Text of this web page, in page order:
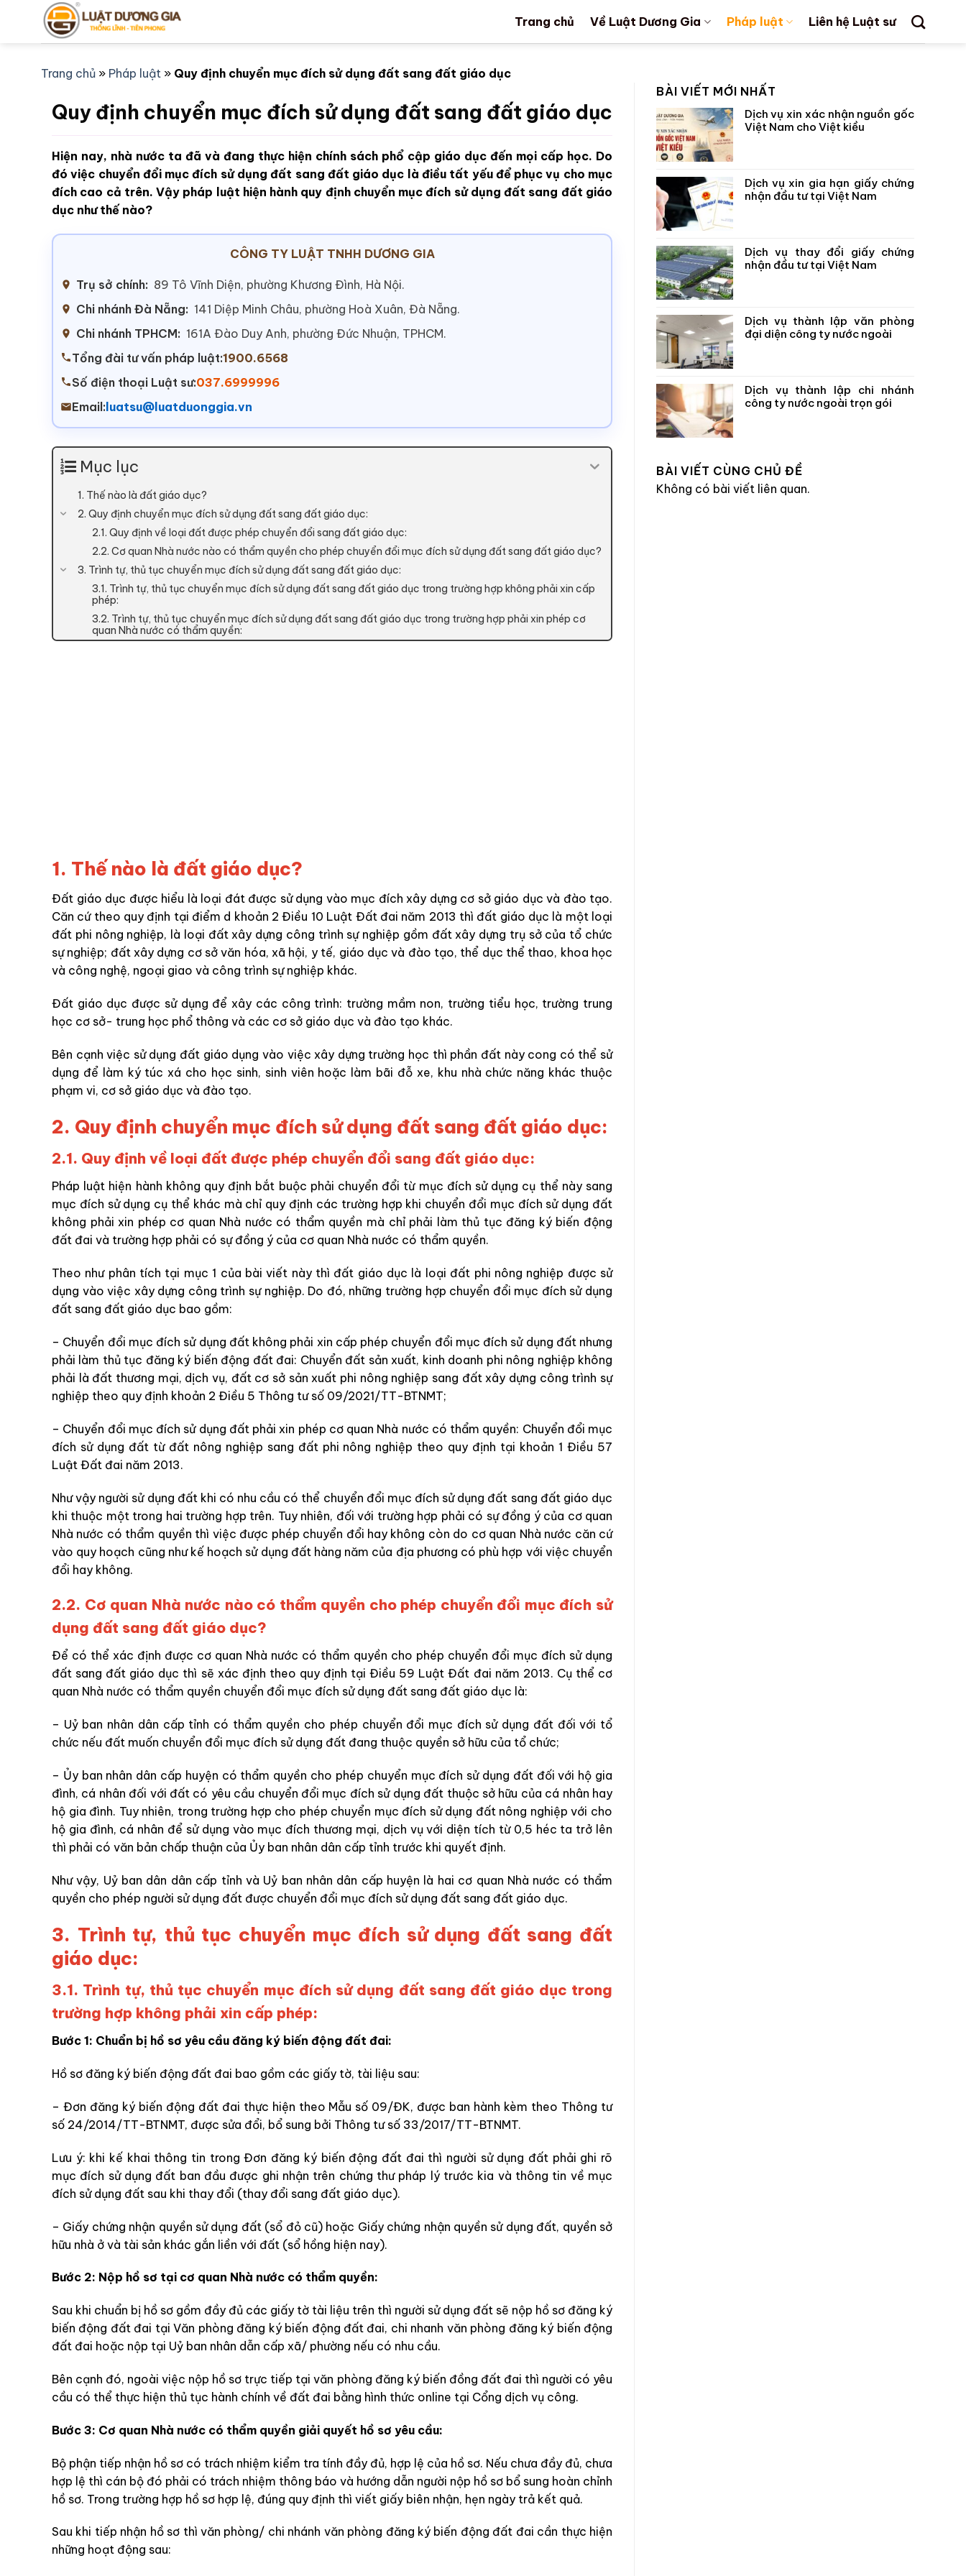
Trang chủ Về Luật Dương Gia Pháp luật Liên hệ Luật sư
Trang chủ » Pháp luật » Quy định chuyển mục đích sử dụng đất sang đất giáo dục
Quy định chuyển mục đích sử dụng đất sang đất giáo dục
Hiện nay, nhà nước ta đã và đang thực hiện chính sách phổ cập giáo dục đến mọi cấp học. Do
đó việc chuyển đổi mục đích sử dụng đất sang đất giáo dục là điều tất yếu để phục vụ cho mục
đích cao cả trên. Vậy pháp luật hiện hành quy định chuyển mục đích sử dụng đất sang đất giáo
dục như thế nào?
CÔNG TY LUẬT TNHH DƯƠNG GIA
Trụ sở chính: 89 Tô Vĩnh Diện, phường Khương Đình, Hà Nội.
Chi nhánh Đà Nẵng: 141 Diệp Minh Châu, phường Hoà Xuân, Đà Nẵng.
Chi nhánh TPHCM: 161A Đào Duy Anh, phường Đức Nhuận, TPHCM.
Tổng đài tư vấn pháp luật:1900.6568
Số điện thoại Luật sư:037.6999996
Email: luatsu@luatduonggia.vn
Mục lục
1. Thế nào là đất giáo dục?
2. Quy định chuyển mục đích sử dụng đất sang đất giáo dục:
2.1. Quy định về loại đất được phép chuyển đổi sang đất giáo dục:
2.2. Cơ quan Nhà nước nào có thẩm quyền cho phép chuyển đổi mục đích sử dụng đất sang đất giáo dục?
3. Trình tự, thủ tục chuyển mục đích sử dụng đất sang đất giáo dục:
3.1. Trình tự, thủ tục chuyển mục đích sử dụng đất sang đất giáo dục trong trường hợp không phải xin cấp
phép:
3.2. Trình tự, thủ tục chuyển mục đích sử dụng đất sang đất giáo dục trong trường hợp phải xin phép cơ
quan Nhà nước có thẩm quyền:
1. Thế nào là đất giáo dục?
Đất giáo dục được hiểu là loại đát được sử dụng vào mục đích xây dựng cơ sở giáo dục và đào tạo.
Căn cứ theo quy định tại điểm d khoản 2 Điều 10 Luật Đất đai năm 2013 thì đất giáo dục là một loại
đất phi nông nghiệp, là loại đất xây dựng công trình sự nghiệp gồm đất xây dựng trụ sở của tổ chức
sự nghiệp; đất xây dựng cơ sở văn hóa, xã hội, y tế, giáo dục và đào tạo, thể dục thể thao, khoa học
và công nghệ, ngoại giao và công trình sự nghiệp khác.
Đất giáo dục được sử dụng để xây các công trình: trường mầm non, trường tiểu học, trường trung
học cơ sở- trung học phổ thông và các cơ sở giáo dục và đào tạo khác.
Bên cạnh việc sử dụng đất giáo dụng vào việc xây dựng trường học thì phần đất này cong có thể sử
dụng để làm ký túc xá cho học sinh, sinh viên hoặc làm bãi đỗ xe, khu nhà chức năng khác thuộc
phạm vi, cơ sở giáo dục và đào tạo.
2. Quy định chuyển mục đích sử dụng đất sang đất giáo dục:
2.1. Quy định về loại đất được phép chuyển đổi sang đất giáo dục:
Pháp luật hiện hành không quy định bắt buộc phải chuyển đổi từ mục đích sử dụng cụ thể này sang
mục đích sử dụng cụ thể khác mà chỉ quy định các trường hợp khi chuyển đổi mục đích sử dụng đất
không phải xin phép cơ quan Nhà nước có thẩm quyền mà chỉ phải làm thủ tục đăng ký biến động
đất đai và trường hợp phải có sự đồng ý của cơ quan Nhà nước có thẩm quyền.
Theo như phân tích tại mục 1 của bài viết này thì đất giáo dục là loại đất phi nông nghiệp được sử
dụng vào việc xây dựng công trình sự nghiệp. Do đó, những trường hợp chuyển đổi mục đích sử dụng
đất sang đất giáo dục bao gồm:
– Chuyển đổi mục đích sử dụng đất không phải xin cấp phép chuyển đổi mục đích sử dụng đất nhưng
phải làm thủ tục đăng ký biến động đất đai: Chuyển đất sản xuất, kinh doanh phi nông nghiệp không
phải là đất thương mại, dịch vụ, đất cơ sở sản xuất phi nông nghiệp sang đất xây dựng công trình sự
nghiệp theo quy định khoản 2 Điều 5 Thông tư số 09/2021/TT-BTNMT;
– Chuyển đổi mục đích sử dụng đất phải xin phép cơ quan Nhà nước có thẩm quyền: Chuyển đổi mục
đích sử dụng đất từ đất nông nghiệp sang đất phi nông nghiệp theo quy định tại khoản 1 Điều 57
Luật Đất đai năm 2013.
Như vậy người sử dụng đất khi có nhu cầu có thể chuyển đổi mục đích sử dụng đất sang đất giáo dục
khi thuộc một trong hai trường hợp trên. Tuy nhiên, đối với trường hợp phải có sự đồng ý của cơ quan
Nhà nước có thẩm quyền thì việc được phép chuyển đổi hay không còn do cơ quan Nhà nước căn cứ
vào quy hoạch cũng như kế hoạch sử dụng đất hàng năm của địa phương có phù hợp với việc chuyển
đổi hay không.
2.2. Cơ quan Nhà nước nào có thẩm quyền cho phép chuyển đổi mục đích sử
dụng đất sang đất giáo dục?
Để có thể xác định được cơ quan Nhà nước có thẩm quyền cho phép chuyển đổi mục đích sử dụng
đất sang đất giáo dục thì sẽ xác định theo quy định tại Điều 59 Luật Đất đai năm 2013. Cụ thể cơ
quan Nhà nước có thẩm quyền chuyển đổi mục đích sử dụng đất sang đất giáo dục là:
– Uỷ ban nhân dân cấp tỉnh có thẩm quyền cho phép chuyển đổi mục đích sử dụng đất đối với tổ
chức nếu đất muốn chuyển đổi mục đích sử dụng đất đang thuộc quyền sở hữu của tổ chức;
– Ủy ban nhân dân cấp huyện có thẩm quyền cho phép chuyển mục đích sử dụng đất đối với hộ gia
đình, cá nhân đối với đất có yêu cầu chuyển đổi mục đích sử dụng đất thuộc sở hữu của cá nhân hay
hộ gia đình. Tuy nhiên, trong trường hợp cho phép chuyển mục đích sử dụng đất nông nghiệp với cho
hộ gia đình, cá nhân để sử dụng vào mục đích thương mại, dịch vụ với diện tích từ 0,5 héc ta trở lên
thì phải có văn bản chấp thuận của Ủy ban nhân dân cấp tỉnh trước khi quyết định.
Như vậy, Uỷ ban dân dân cấp tỉnh và Uỷ ban nhân dân cấp huyện là hai cơ quan Nhà nước có thẩm
quyền cho phép người sử dụng đất được chuyển đổi mục đích sử dụng đất sang đất giáo dục.
3. Trình tự, thủ tục chuyển mục đích sử dụng đất sang đất
giáo dục:
3.1. Trình tự, thủ tục chuyển mục đích sử dụng đất sang đất giáo dục trong
trường hợp không phải xin cấp phép:
Bước 1: Chuẩn bị hồ sơ yêu cầu đăng ký biến động đất đai:
Hồ sơ đăng ký biến động đất đai bao gồm các giấy tờ, tài liệu sau:
– Đơn đăng ký biến động đất đai thực hiện theo Mẫu số 09/ĐK, được ban hành kèm theo Thông tư
số 24/2014/TT-BTNMT, được sửa đổi, bổ sung bởi Thông tư số 33/2017/TT-BTNMT.
Lưu ý: khi kế khai thông tin trong Đơn đăng ký biến động đất đai thì người sử dụng đất phải ghi rõ
mục đích sử dụng đất ban đầu được ghi nhận trên chứng thư pháp lý trước kia và thông tin về mục
đích sử dụng đất sau khi thay đổi (thay đổi sang đất giáo dục).
– Giấy chứng nhận quyền sử dụng đất (sổ đỏ cũ) hoặc Giấy chứng nhận quyền sử dụng đất, quyền sở
hữu nhà ở và tài sản khác gắn liền với đất (sổ hồng hiện nay).
Bước 2: Nộp hồ sơ tại cơ quan Nhà nước có thẩm quyền:
Sau khi chuẩn bị hồ sơ gồm đầy đủ các giấy tờ tài liệu trên thì người sử dụng đất sẽ nộp hồ sơ đăng ký
biến động đất đai tại Văn phòng đăng ký biến động đất đai, chi nhanh văn phòng đăng ký biến động
đất đai hoặc nộp tại Uỷ ban nhân dẫn cấp xã/ phường nếu có nhu cầu.
Bên cạnh đó, ngoài việc nộp hồ sơ trực tiếp tại văn phòng đăng ký biến đồng đất đai thì người có yêu
cầu có thể thực hiện thủ tục hành chính về đất đai bằng hình thức online tại Cổng dịch vụ công.
Bước 3: Cơ quan Nhà nước có thẩm quyền giải quyết hồ sơ yêu cầu:
Bộ phận tiếp nhận hồ sơ có trách nhiệm kiểm tra tính đầy đủ, hợp lệ của hồ sơ. Nếu chưa đầy đủ, chưa
hợp lệ thì cán bộ đó phải có trách nhiệm thông báo và hướng dẫn người nộp hồ sơ bổ sung hoàn chỉnh
hồ sơ. Trong trường hợp hồ sơ hợp lệ, đúng quy định thì viết giấy biên nhận, hẹn ngày trả kết quả.
Sau khi tiếp nhận hồ sơ thì văn phòng/ chi nhánh văn phòng đăng ký biến động đất đai cần thực hiện
những hoạt động sau:
BÀI VIẾT MỚI NHẤT
Dịch vụ xin xác nhận nguồn gốc
Việt Nam cho Việt kiều
Dịch vụ xin gia hạn giấy chứng
nhận đầu tư tại Việt Nam
Dịch vụ thay đổi giấy chứng
nhận đầu tư tại Việt Nam
Dịch vụ thành lập văn phòng
đại diện công ty nước ngoài
Dịch vụ thành lập chi nhánh
công ty nước ngoài trọn gói
BÀI VIẾT CÙNG CHỦ ĐỀ
Không có bài viết liên quan.